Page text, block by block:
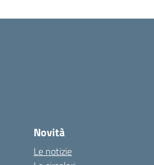
Novità
Le notizie